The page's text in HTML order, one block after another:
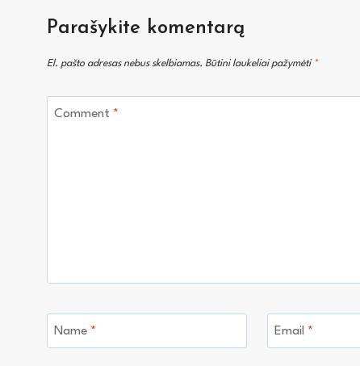
Parašykite komentarą
El. pašto adresas nebus skelbiamas. Būtini laukeliai pažymėti *
Comment *
Name * Email *